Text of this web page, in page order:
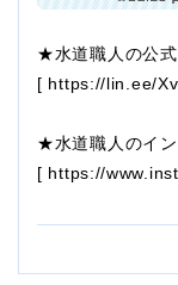
★水道職人の公式
[ https://lin.ee/
★水道職人のイン
[ https://